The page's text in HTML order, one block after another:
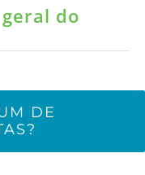
do
DE